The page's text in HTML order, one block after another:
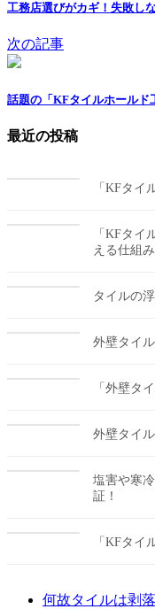
工務店選びがカギ！失敗し
次の記事
話題の「KFタイルホールド
最近の投稿
「KFタイ
「KFタイ
える仕組み
タイルの
外壁タイ
「外壁タ
外壁タイ
塩害や寒
証！
「KFタイ
何故タイルは剥